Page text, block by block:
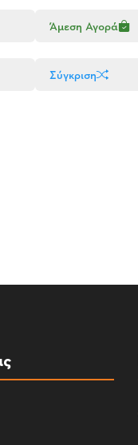
Άμεση Αγορά
Σύγκριση